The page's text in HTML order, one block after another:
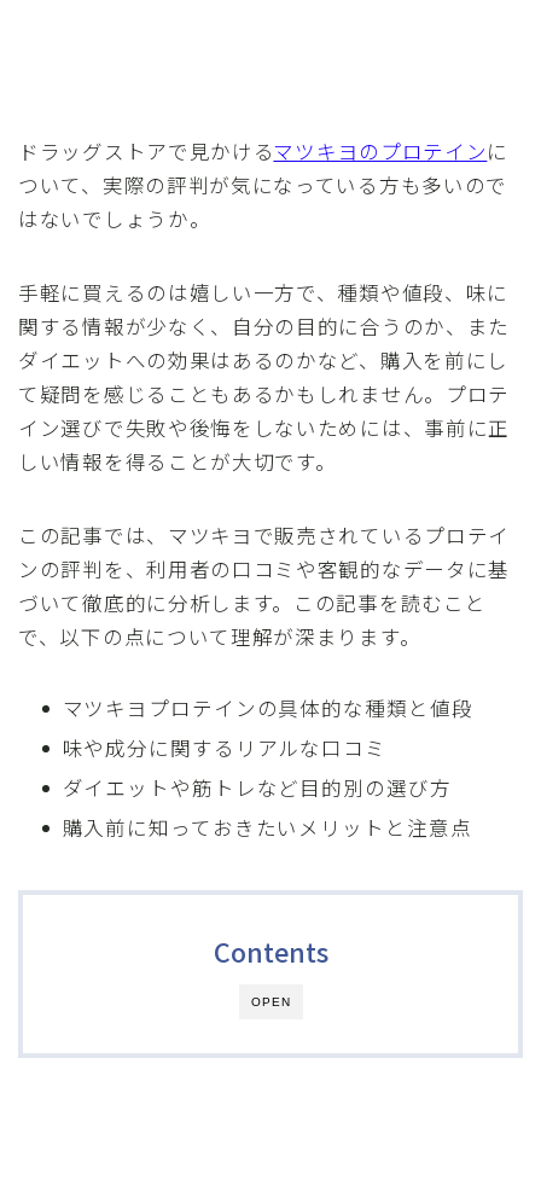
ドラッグストアで見かけるマツキヨのプロテインに
ついて、実際の評判が気になっている方も多いので
はないでしょうか。
手軽に買えるのは嬉しい一方で、種類や値段、味に
関する情報が少なく、自分の目的に合うのか、また
ダイエットへの効果はあるのかなど、購入を前にし
て疑問を感じることもあるかもしれません。プロテ
イン選びで失敗や後悔をしないためには、事前に正
しい情報を得ることが大切です。
この記事では、マツキヨで販売されているプロテイ
ンの評判を、利用者の口コミや客観的なデータに基
づいて徹底的に分析します。この記事を読むこと
で、以下の点について理解が深まります。
マツキヨプロテインの具体的な種類と値段
味や成分に関するリアルな口コミ
ダイエットや筋トレなど目的別の選び方
購入前に知っておきたいメリットと注意点
OPEN
Contents